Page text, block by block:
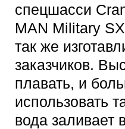
спецшасси
MAN Military
так же
заказчиков.
плавать, и
использовать
вода заливает